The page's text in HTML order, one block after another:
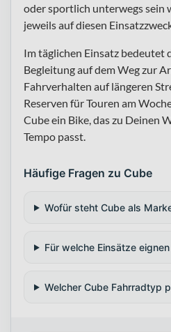
oder sportlich unterwegs sein
jeweils auf diesen
Im täglichen Einsatz bedeutet
Begleitung auf dem Weg zur
Fahrverhalten auf längeren
Reserven für Touren am
Cube ein Bike, das zu Deinen
Tempo passt.
Häufige Fragen zu Cube
Wofür steht Cube als
Für welche Einsätze
Welcher Cube Fahrradtyp